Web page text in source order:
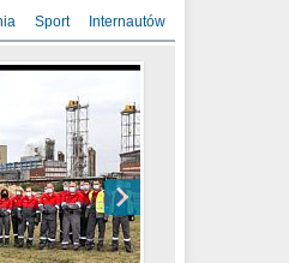
Sport Internautów
strachVIII